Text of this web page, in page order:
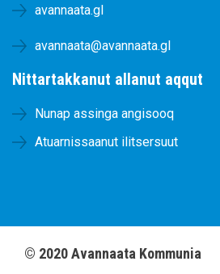
avannaata.gl
avannaata@avannaata.gl
Nittartakkanut allanut aqqut
Nunap assinga angisooq
Atuarnissaanut ilitsersuut
© 2020Avannaata Kommunia